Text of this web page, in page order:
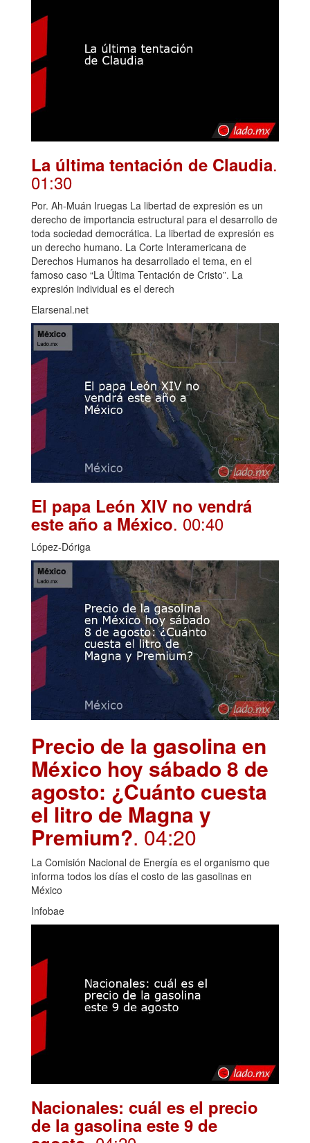
La última tentación de Claudia.
01:30
Por. Ah-Muán Iruegas La libertad de expresión es un
derecho de importancia estructural para el desarrollo de
toda sociedad democrática. La libertad de expresión es
un derecho humano. La Corte Interamericana de
Derechos Humanos ha desarrollado el tema, en el
famoso caso “La Última Tentación de Cristo”. La
expresión individual es el derech
Elarsenal.net
El papa León XIV no vendrá
este año a México. 00:40
López-Dóriga
Precio de la gasolina en
México hoy sábado 8 de
agosto: ¿Cuánto cuesta
el litro de Magna y
Premium?. 04:20
La Comisión Nacional de Energía es el organismo que
informa todos los días el costo de las gasolinas en
México
Infobae
Nacionales: cuál es el precio
de la gasolina este 9 de